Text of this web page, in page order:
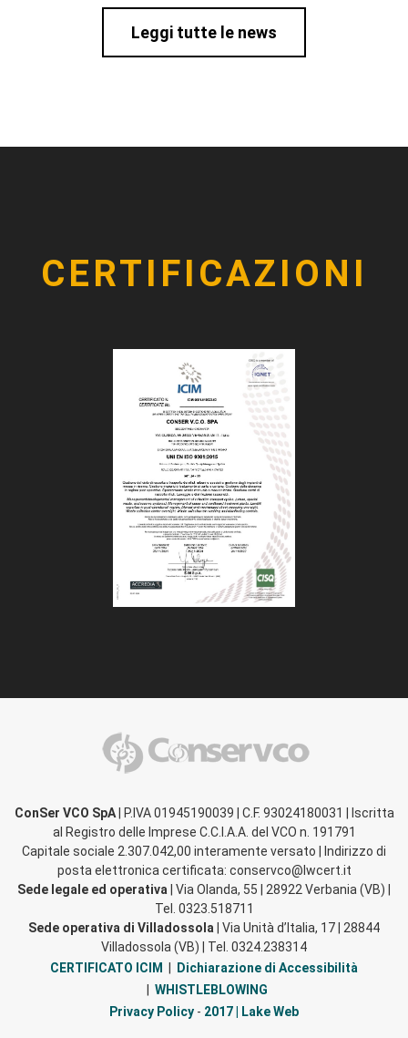
Leggi tutte le news
CERTIFICAZIONI
ConSer VCO SpA| P.IVA 01945190039 | C.F. 93024180031 | Iscritta
al Registro delle Imprese C.C.I.A.A. del VCO n. 191791
Capitale sociale 2.307.042,00 interamente versato | Indirizzo di
posta elettronica certificata: conservco@lwcert.it
Sede legale ed operativa | Via Olanda, 55 | 28922 Verbania (VB) |
Tel. 0323.518711
Sede operativa di Villadossola | Via Unità d’Italia, 17 | 28844
Villadossola (VB) | Tel. 0324.238314
CERTIFICATO ICIM
Dichiarazione di Accessibilità
WHISTLEBLOWING
Privacy Policy - 2017 | Lake Web